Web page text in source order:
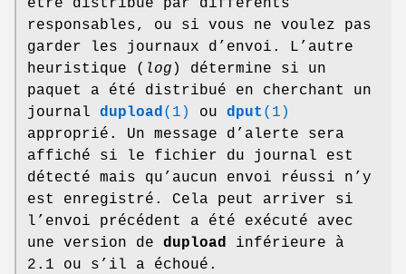
responsables, ou si vous ne voulez pas
garder les journaux d’envoi. L’autre
heuristique ( log ) détermine si un
paquet a été distribué en cherchant un
journal dupload (1) ou dput (1)
approprié. Un message d’alerte sera
affiché si le fichier du journal est
détecté mais qu’aucun envoi réussi n’y
est enregistré. Cela peut arriver si
l’envoi précédent a été exécuté avec
une version de dupload
inférieure à
2.1 ou s’il a échoué.